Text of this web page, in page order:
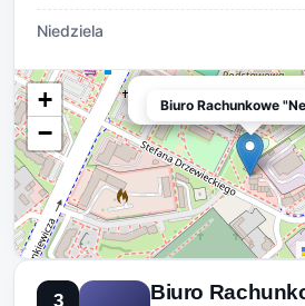
Niedziela
Biuro Rachunkowe
+
−
Biuro Rachunkowe
3
Biuro